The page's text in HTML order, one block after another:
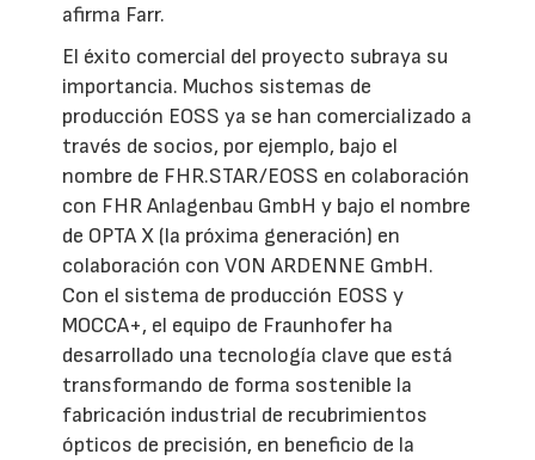
afirma Farr.
El éxito comercial del proyecto subraya su
importancia. Muchos sistemas de
producción EOSS ya se han comercializado a
través de socios, por ejemplo, bajo el
nombre de FHR.STAR/EOSS en colaboración
con FHR Anlagenbau GmbH y bajo el nombre
de OPTA X (la próxima generación) en
colaboración con VON ARDENNE GmbH.
Con el sistema de producción EOSS y
MOCCA+, el equipo de Fraunhofer ha
desarrollado una tecnología clave que está
transformando de forma sostenible la
fabricación industrial de recubrimientos
ópticos de precisión, en beneficio de la